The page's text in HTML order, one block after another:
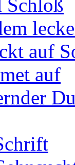
Schloß
auf
auf